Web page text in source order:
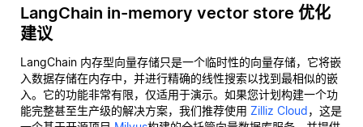
LangChain in-memory vector store 优化
建议
LangChain 内存型向量存储只是一个临时性的向量存储，它将嵌
入数据存储在内存中，并进行精确的线性搜索以找到最相似的嵌
入。它的功能非常有限，仅适用于演示。如果您计划构建一个功
能完整甚至生产级的解决方案，我们推荐使用 Zilliz Cloud，这是